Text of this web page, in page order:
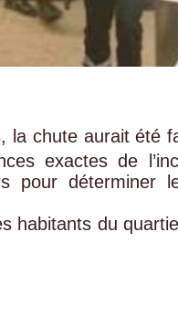
la chute aurait été
exactes de
pour déterminer
habitants du